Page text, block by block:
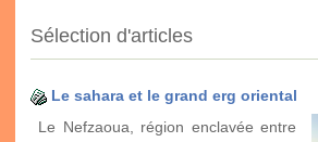
Sélection d'articles
Le sahara et le grand erg oriental
Le Nefzaoua, région enclavée entre